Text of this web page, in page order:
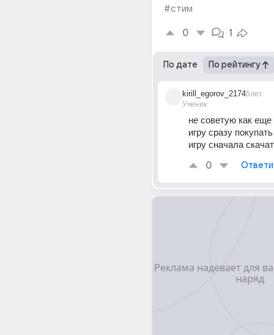
#стим
0 1
По дате По рейтингу
kirill_egorov_2174
Ученик
5лет
не советую как еще
игру сразу
игру сначала
0